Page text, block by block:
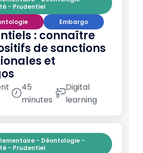
- Prudentiel
Embargo
: connaître
de sanctions
et
45
minutes
Digital
learning
- Déontologie -
- Prudentiel